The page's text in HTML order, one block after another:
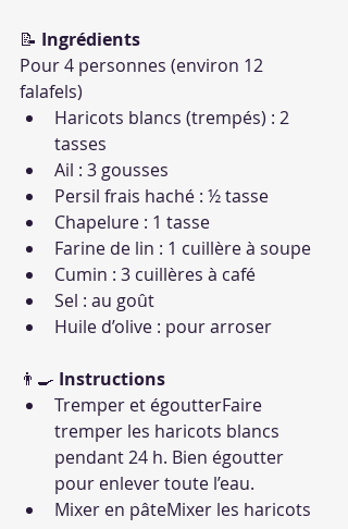
📝 Ingrédients
Pour 4 personnes (environ 12
falafels)
Haricots blancs (trempés) : 2
tasses
Ail : 3 gousses
Persil frais haché : ½ tasse
Chapelure : 1 tasse
Farine de lin : 1 cuillère à soupe
Cumin : 3 cuillères à café
Sel : au goût
Huile d’olive : pour arroser
👨‍🍳 Instructions
Tremper et égoutterFaire
tremper les haricots blancs
pendant 24 h. Bien égoutter
pour enlever toute l’eau.
Mixer en pâteMixer les haricots